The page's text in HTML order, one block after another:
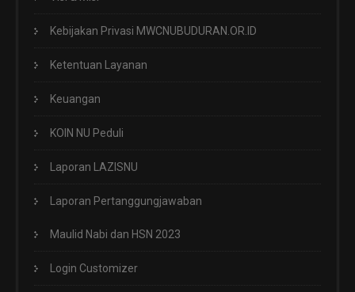
Kebijakan Privasi MWCNUBUDURAN.OR.ID
Ketentuan Layanan
Keuangan
KOIN NU Peduli
Laporan LAZISNU
Laporan Pertanggungjawaban
Maulid Nabi dan HSN 2023
Login Customizer